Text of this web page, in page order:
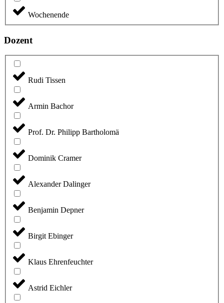
Wochenende
Dozent
Rudi Tissen
Armin Bachor
Prof. Dr. Philipp Bartholomä
Dominik Cramer
Alexander Dalinger
Benjamin Depner
Birgit Ebinger
Klaus Ehrenfeuchter
Astrid Eichler